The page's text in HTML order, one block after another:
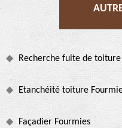
Recherche fuite de
Etanchéité toiture
Façadier Fourmies